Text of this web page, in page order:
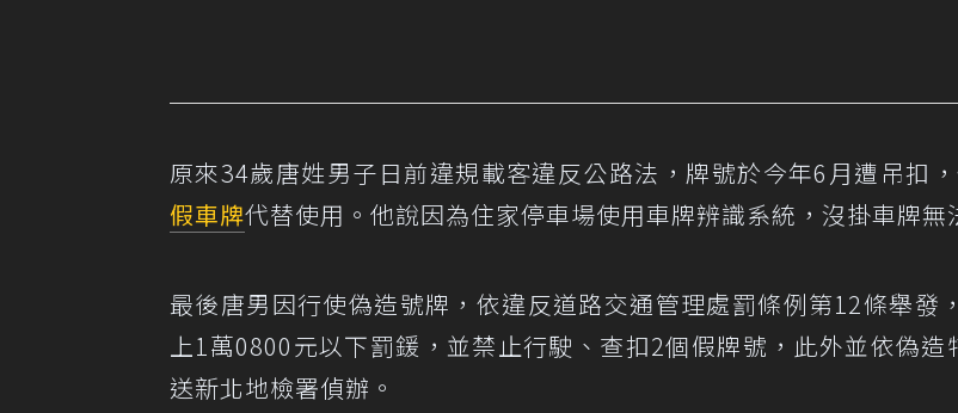
原來34歲唐姓男子日前違規載客違反公路法，牌號於今年6月遭吊扣
假車牌代替使用。他說因為住家停車場使用車牌辨識系統，沒掛車牌無
最後唐男因行使偽造號牌，依違反道路交通管理處罰條例第12條舉發
上1萬0800元以下罰鍰，並禁止行駛、查扣2個假牌號，此外並依偽造
送新北地檢署偵辦。